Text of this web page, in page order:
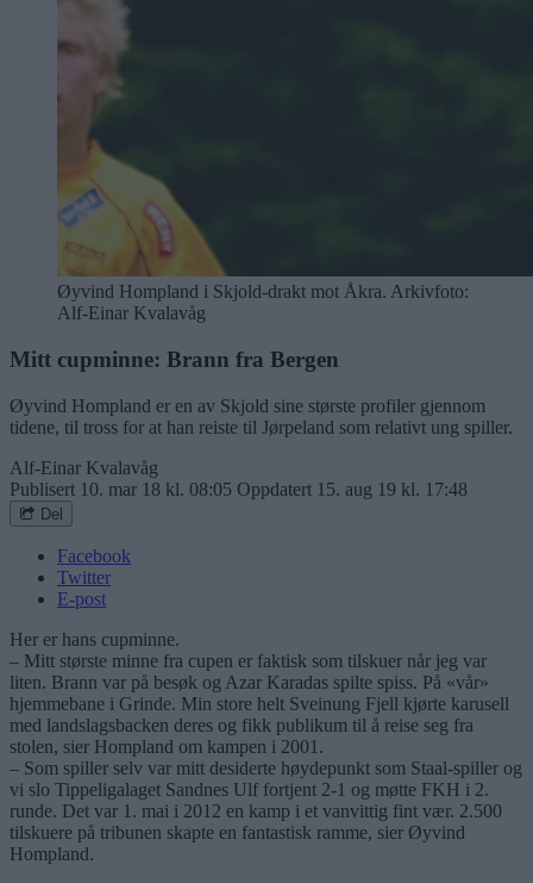
Øyvind Hompland i Skjold-drakt mot Åkra. Arkivfoto:
Alf-Einar Kvalavåg
Mitt cupminne: Brann fra Bergen
Øyvind Hompland er en av Skjold sine største profiler gjennom
tidene, til tross for at han reiste til Jørpeland som relativt ung spiller.
Alf-Einar Kvalavåg
Publisert 10. mar 18 kl. 08:05 Oppdatert 15. aug 19 kl. 17:48
Del
Facebook
Twitter
E-post
Her er hans cupminne.
– Mitt største minne fra cupen er faktisk som tilskuer når jeg var
liten. Brann var på besøk og Azar Karadas spilte spiss. På «vår»
hjemmebane i Grinde. Min store helt Sveinung Fjell kjørte karusell
med landslagsbacken deres og fikk publikum til å reise seg fra
stolen, sier Hompland om kampen i 2001.
– Som spiller selv var mitt desiderte høydepunkt som Staal-spiller og
vi slo Tippeligalaget Sandnes Ulf fortjent 2-1 og møtte FKH i 2.
runde. Det var 1. mai i 2012 en kamp i et vanvittig fint vær. 2.500
tilskuere på tribunen skapte en fantastisk ramme, sier Øyvind
Hompland.